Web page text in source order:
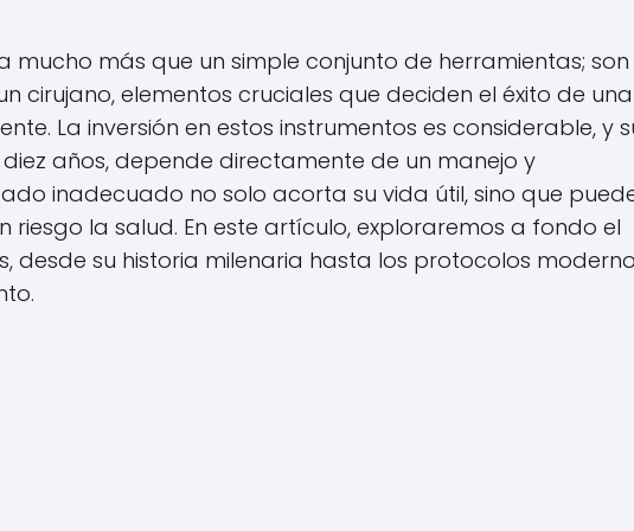
mucho más que un simple conjunto de herramientas; son
cirujano, elementos cruciales que deciden el éxito de una
La inversión en estos instrumentos es considerable, y
años, depende directamente de un manejo y
inadecuado no solo acorta su vida útil, sino que
riesgo la salud. En este artículo, exploraremos a fondo el
desde su historia milenaria hasta los protocolos